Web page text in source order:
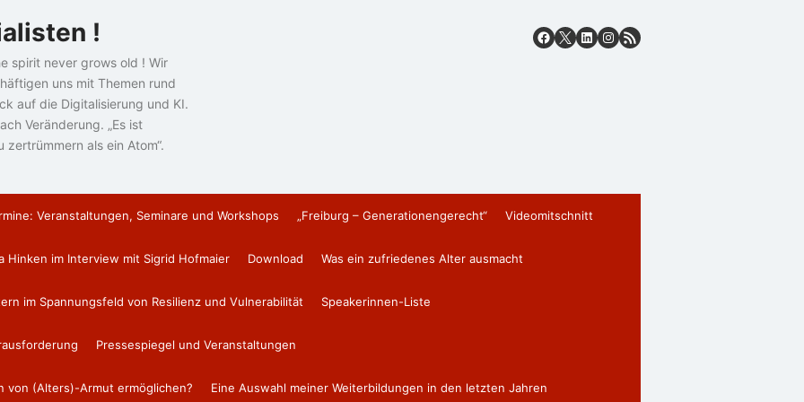
!
spirit never grows old ! Wir
uns mit Themen rund
auf die Digitalisierung und KI.
Veränderung. „Es ist
als ein Atom“.
Veranstaltungen, Seminare und Workshops „Freiburg – Generationengerecht“ Videomitschnitt
Hinken im Interview mit Sigrid Hofmaier Download Was ein zufriedenes Alter ausmacht
im Spannungsfeld von Resilienz und Vulnerabilität Speakerinnen-Liste
Pressespiegel und Veranstaltungen
von (Alters)-Armut ermöglichen? Eine Auswahl meiner Weiterbildungen in den letzten Jahren